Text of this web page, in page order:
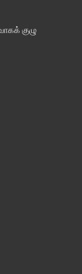
குழு